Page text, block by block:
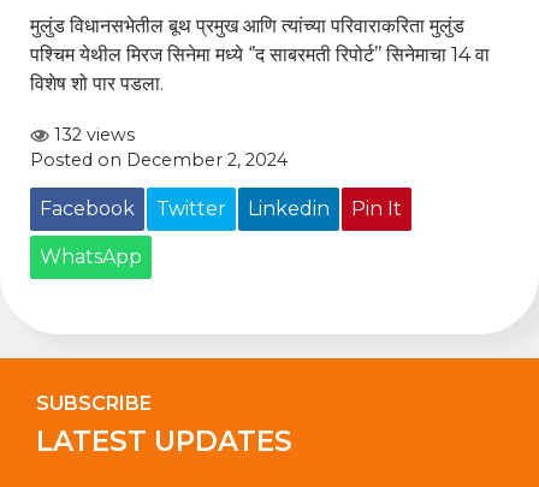
मुलुंड विधानसभेतील बूथ प्रमुख आणि त्यांच्या परिवाराकरिता मुलुंड
पश्चिम येथील मिरज सिनेमा मध्ये ‘’द साबरमती रिपोर्ट’’ सिनेमाचा 14 वा
विशेष शो पार पडला.
132 views
Posted on December 2, 2024
Facebook Twitter Linkedin Pin It
WhatsApp
SUBSCRIBE
LATEST UPDATES